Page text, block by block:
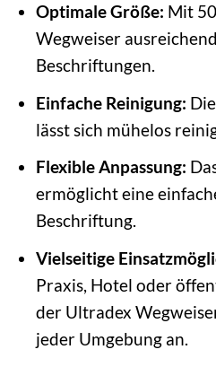
Optimale Größe: Mit
Wegweiser
Beschriftungen.
Einfache Reinigung:
lässt sich mühelos
Flexible Anpassung:
ermöglicht eine
Beschriftung.
Vielseitige
Praxis, Hotel oder
der Ultradex
jeder Umgebung an.